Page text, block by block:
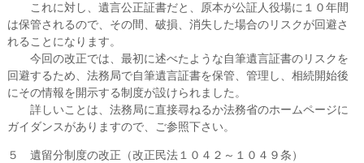
これに対し、遺言公正証書だと、原本が公証人役場に１０年間
は保管されるので、その間、破損、消失した場合のリスクが回避さ
れることになります。
今回の改正では、最初に述べたような自筆遺言証書のリスクを
回避するため、法務局で自筆遺言証書を保管、管理し、相続開始後
にその情報を開示する制度が設けられました。
詳しいことは、法務局に直接尋ねるか法務省のホームページに
ガイダンスがありますので、ご参照下さい。
５ 遺留分制度の改正（改正民法１０４２～１０４９条）